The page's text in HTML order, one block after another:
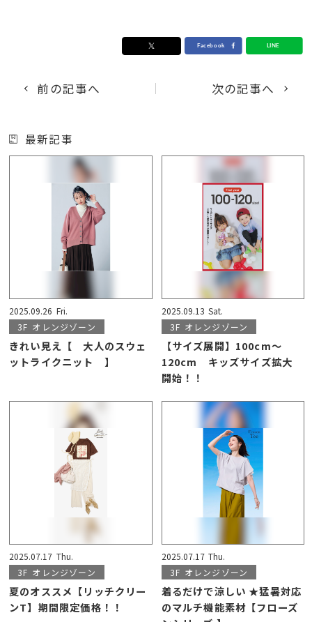
前の記事へ 次の記事へ
最新記事
2025.09.26 Fri.
3F オレンジゾーン
きれい見え【 大人のスウェ
ットライクニット 】
2025.09.13 Sat.
3F オレンジゾーン
【サイズ展開】100cm～
120cm キッズサイズ拡大
開始！！
2025.07.17 Thu.
3F オレンジゾーン
夏のオススメ【リッチクリー
ンT】期間限定価格！！
2025.07.17 Thu.
3F オレンジゾーン
着るだけで涼しい ★猛暑対応
のマルチ機能素材【フローズ